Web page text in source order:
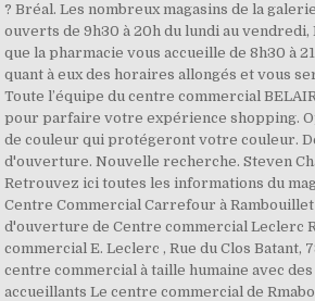
? Bréal. Les nombreux magasins de la
ouverts de 9h30 à 20h du lundi au vendredi,
que la pharmacie vous accueille de 8h30 à
quant à eux des horaires allongés et vous
Toute l’équipe du centre commercial
pour parfaire votre expérience shopping.
de couleur qui protégeront votre couleur.
d'ouverture. Nouvelle recherche. Steven
Retrouvez ici toutes les informations du
Centre Commercial Carrefour à
d'ouverture de Centre commercial Leclerc
commercial E. Leclerc , Rue du Clos Batant,
centre commercial à taille humaine avec
accueillants Le centre commercial de